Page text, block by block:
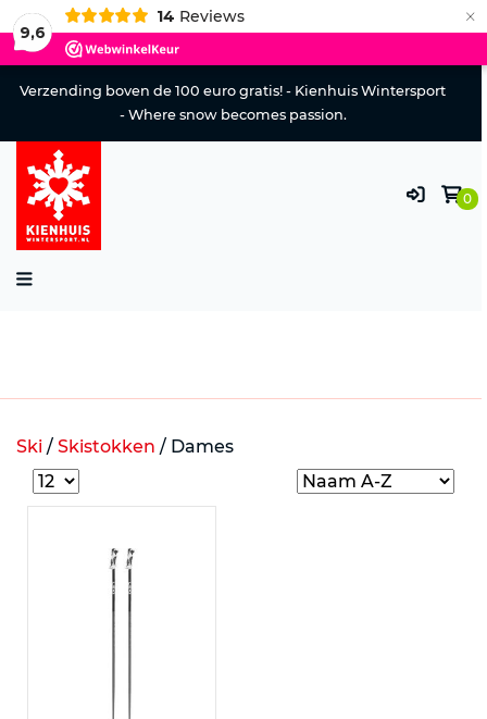
9,6
14 Reviews ×
Verzending boven de 100 euro gratis! - Kienhuis Wintersport
- Where snow becomes passion.
0
Ski / Skistokken / Dames